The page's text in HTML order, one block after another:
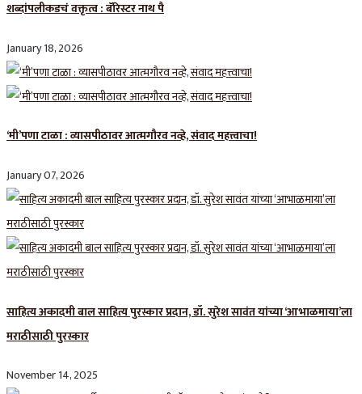
शब्दांपलीकडचं वक्तृत्व : बॅरिस्टर नाथ पै
January 18, 2026
‘मी’पणा टाळा : व्यासपीठावर आत्मगौरव नव्हे, संवाद महत्त्वाचा!
January 07, 2026
साहित्य अकादमी बाल साहित्य पुरस्कार प्रदान, डॉ. सुरेश सावंत यांच्या ‘आभाळमाया’ला
मराठीसाठी पुरस्कार
November 14, 2025